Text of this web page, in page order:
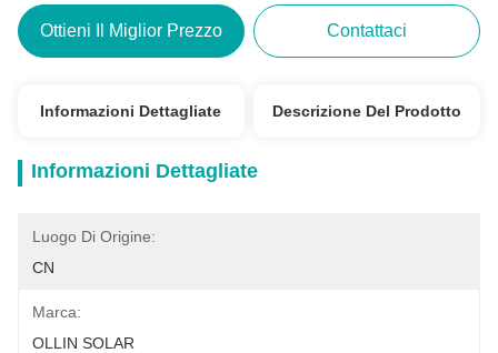
Ottieni Il Miglior Prezzo Contattaci
Informazioni Dettagliate Descrizione Del Prodotto
Informazioni Dettagliate
Luogo Di Origine:
CN
Marca:
OLLIN SOLAR